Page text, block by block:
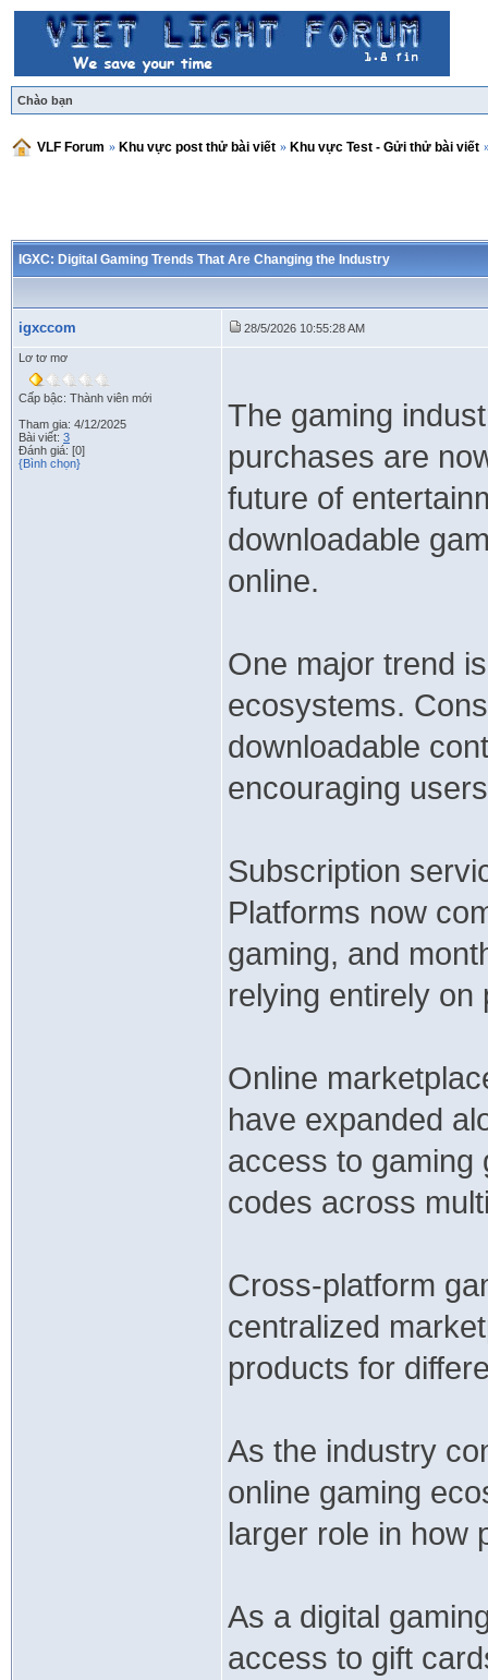
Chào bạn
VLF Forum » Khu vực post thử bài viết » Khu vực Test - Gửi thử bài viết
IGXC: Digital Gaming Trends That Are Changing the Industry
igxccom 28/5/2026 10:55:28 AM
Lơ tơ mơ
Cấp bậc: Thành viên mới
Tham gia: 4/12/2025
Bài viết: 3
Đánh giá: [0]
{Bình chọn}
The gaming
purchases are
future of
downloadable
online.
One major trend
ecosystems.
downloadable
encouraging
Subscription
Platforms now
gaming, and
relying entirely on
Online
have expanded
access to gaming
codes across
Cross-platform
centralized
products for
As the industry
online gaming
larger role in how
As a digital
access to gift